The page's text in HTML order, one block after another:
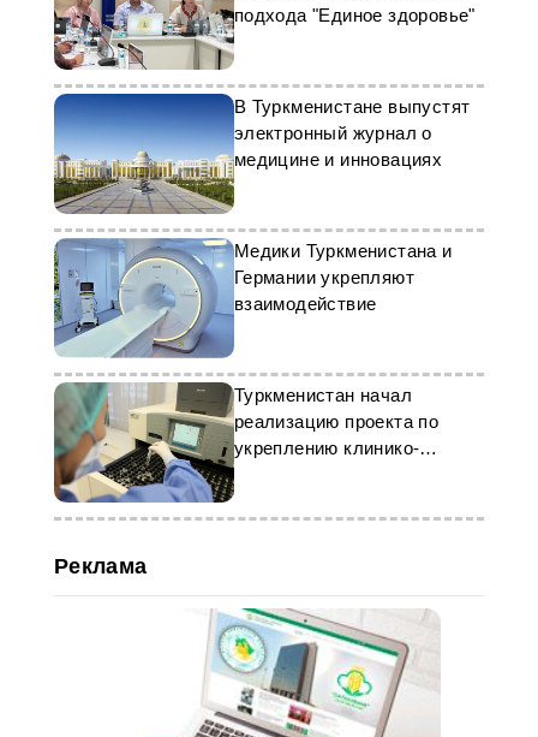
подхода "Единое здоровье"
В Туркменистане выпустят
электронный журнал о
медицине и инновациях
Медики Туркменистана и
Германии укрепляют
взаимодействие
Туркменистан начал
реализацию проекта по
укреплению клинико-
лабораторной службы
Реклама